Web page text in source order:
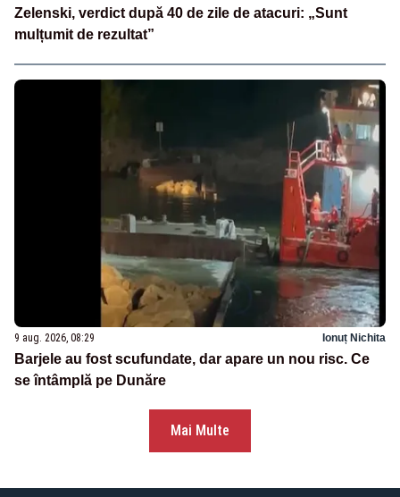
Zelenski, verdict după 40 de zile de atacuri: „Sunt
mulțumit de rezultat”
9 aug. 2026, 08:29 Ionuț Nichita
Barjele au fost scufundate, dar apare un nou risc. Ce
se întâmplă pe Dunăre
Mai Multe